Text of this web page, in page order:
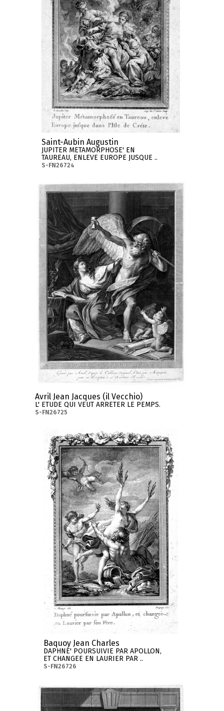
Saint-Aubin Augustin
JUPITER METAMORPHOSE' EN
TAUREAU, ENLEVE EUROPE JUSQUE ..
S-FN26724
Avril Jean Jacques (il Vecchio)
L' ETUDE QUI VEUT ARRETER LE PEMPS.
S-FN26725
Baquoy Jean Charles
DAPHNE' POURSUIVIE PAR APOLLON,
ET CHANGEE EN LAURIER PAR ..
S-FN26726